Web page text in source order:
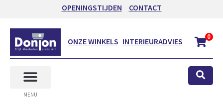
OPENINGSTIJDEN CONTACT
ONZE WINKELS INTERIEURADVIES 0
MENU